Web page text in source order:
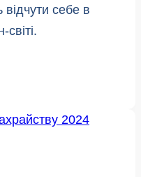
відчути себе в